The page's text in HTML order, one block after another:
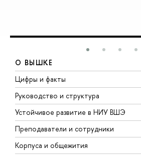
О ВЫШКЕ
Цифры и факты
Руководство и структура
Устойчивое развитие в НИУ ВШЭ
Преподаватели и сотрудники
Корпуса и общежития